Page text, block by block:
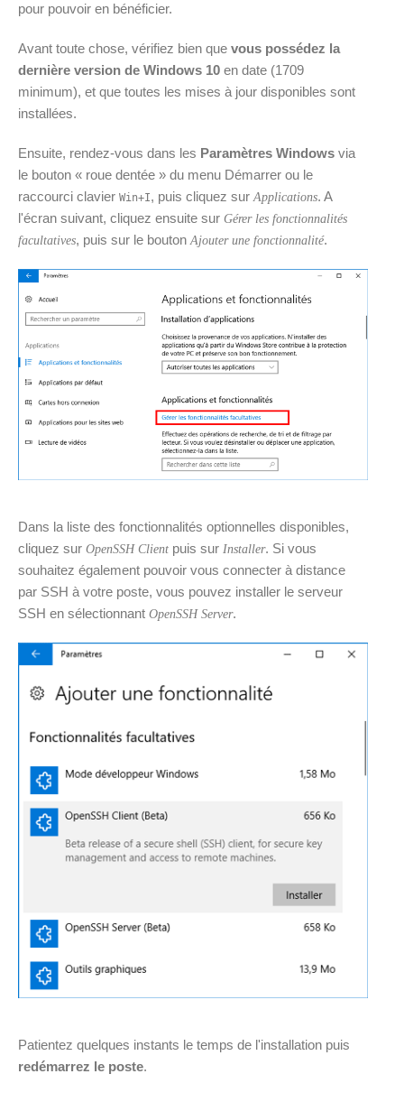
pour pouvoir en bénéficier.
Avant toute chose, vérifiez bien que vous possédez la
dernière version de Windows 10 en date (1709
minimum), et que toutes les mises à jour disponibles sont
installées.
Ensuite, rendez-vous dans les Paramètres Windows via
le bouton « roue dentée » du menu Démarrer ou le
raccourci clavier Win+I, puis cliquez sur Applications. A
l'écran suivant, cliquez ensuite sur Gérer les fonctionnalités
facultatives, puis sur le bouton Ajouter une fonctionnalité.
Dans la liste des fonctionnalités optionnelles disponibles,
cliquez sur OpenSSH Client puis sur Installer. Si vous
souhaitez également pouvoir vous connecter à distance
par SSH à votre poste, vous pouvez installer le serveur
SSH en sélectionnant OpenSSH Server.
Patientez quelques instants le temps de l'installation puis
redémarrez le poste.